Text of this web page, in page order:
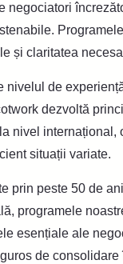
negociatori
și claritatea
nivelul de
dezvoltă
nivel internațional,
situații variate.
prin peste 50 de
programele
esențiale ale
de